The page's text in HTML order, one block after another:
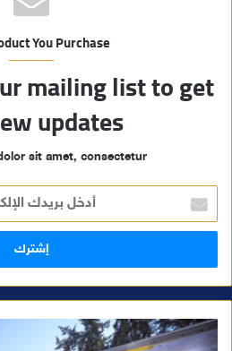
You Purchase
mailing list to get
updates!
sit amet, consectetur.
خ
ل
ر
ا